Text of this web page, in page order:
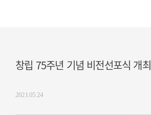
창립 75주년 기념 비전선포식 개최
2021.05.24